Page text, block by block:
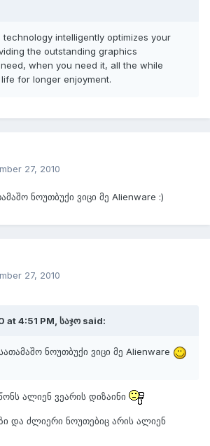
technology intelligently optimizes your
the outstanding graphics
when you need it, all the while
for longer enjoyment.
27, 2010
ნოუთბუქი ვიცი მე Alienware :)
27, 2010
at 4:51 PM, საჯო said:
ნოუთბუქი ვიცი მე Alienware
ალიენ ვეარის დიზაინი
და ძლიერი ნოუთებიც არის ალიენ